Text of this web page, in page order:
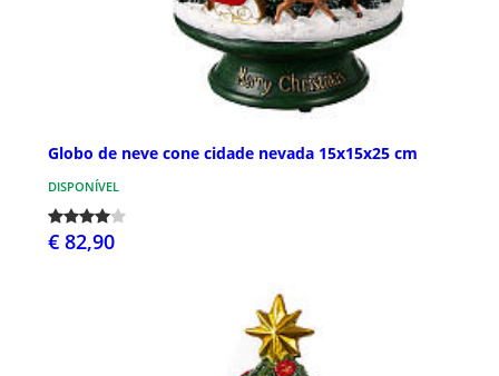
Globo de neve cone cidade nevada 15x15x25 cm
DISPONÍVEL
€ 82,90